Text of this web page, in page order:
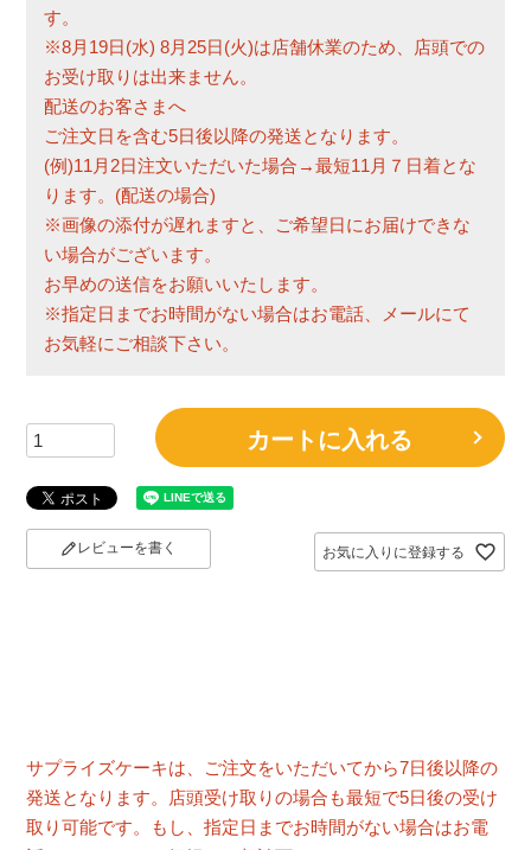
す。
※8月19日(水) 8月25日(火)は店舗休業のため、店頭での
お受け取りは出来ません。
配送のお客さまへ
ご注文日を含む5日後以降の発送となります。
(例)11月2日注文いただいた場合→最短11月７日着とな
ります。(配送の場合)
※画像の添付が遅れますと、ご希望日にお届けできな
い場合がございます。
お早めの送信をお願いいたします。
※指定日までお時間がない場合はお電話、メールにて
お気軽にご相談下さい。
お気に入りに登録する
カートに入れる
レビューを書く
サプライズケーキは、ご注文をいただいてから7日後以降の
発送となります。店頭受け取りの場合も最短で5日後の受け
取り可能です。もし、指定日までお時間がない場合はお電